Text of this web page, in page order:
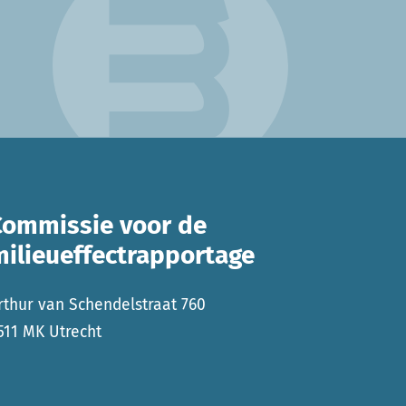
voor de
van Schendelstraat 760
MK Utrecht